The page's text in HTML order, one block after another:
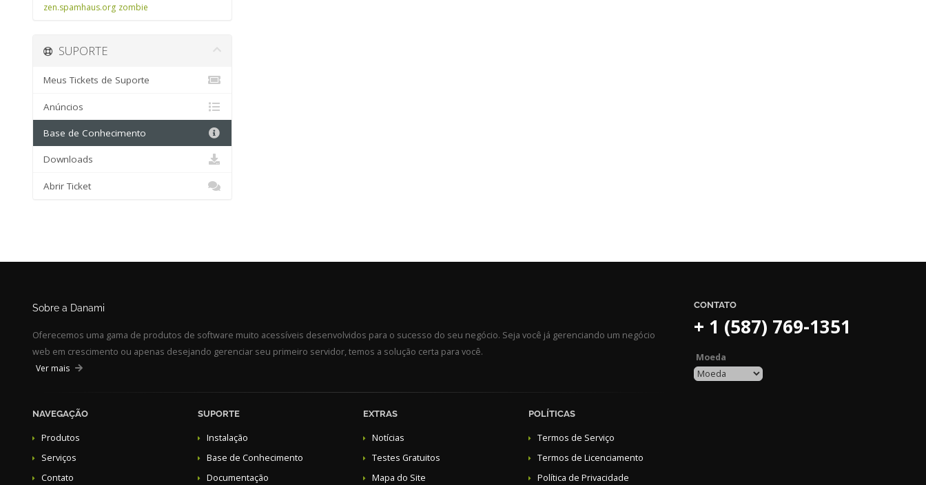
zen.spamhaus.org zombie
SUPORTE
Meus Tickets de Suporte
Anúncios
Base de Conhecimento
Downloads
Abrir Ticket
Sobre a Danami
Oferecemos uma gama de produtos de software muito acessíveis desenvolvidos para o sucesso do seu negócio. Seja você já gerenciando um negócio
web em crescimento ou apenas desejando gerenciar seu primeiro servidor, temos a solução certa para você.
Ver mais
NAVEGAÇÃO
Produtos
Serviços
Contato
SUPORTE
Instalação
Base de Conhecimento
Documentação
EXTRAS
Notícias
Testes Gratuitos
Mapa do Site
POLÍTICAS
Termos de Serviço
Termos de Licenciamento
Política de Privacidade
CONTATO
+ 1 (587) 769-1351
Moeda